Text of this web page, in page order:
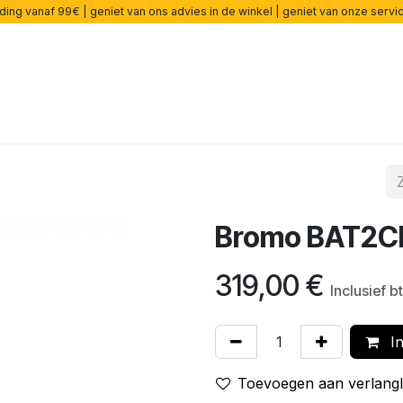
vanaf 99€ | geniet van ons advies in de winkel | geniet van onze
Bromo
319,00 € Inclusief
Toevoegen aan